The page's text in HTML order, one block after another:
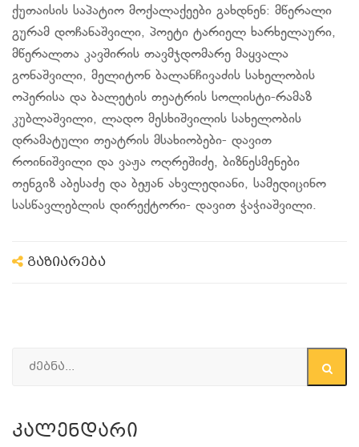
ქუთაისის საპატიო მოქალაქეები გახდნენ: მწერალი
გურამ დოჩანაშვილი, პოეტი ტარიელ ხარხელაური,
მწერალთა კავშირის თავმჯდომარე მაყვალა
გონაშვილი, მელიტონ ბალანჩივაძის სახელობის
ოპერისა და ბალეტის თეატრის სოლისტი-რამაზ
კუბლაშვილი, ლადო მესხიშვილის სახელობის
დრამატული თეატრის მსახიობები- დავით
როინიშვილი და ვაჟა ოღრეშიძე, ბიზნესმენები
თენგიზ აბესაძე და ბეჟან ახვლედიანი, სამედიცინო
სასწავლებლის დირექტორი- დავით ჭაჭიაშვილი.
გაზიარება
Კალენდარი